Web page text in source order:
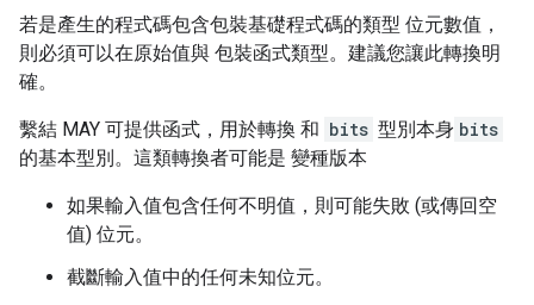
若是產生的程式碼包含包裝基礎程式碼的類型 位元數值，
則必須可以在原始值與 包裝函式類型。建議您讓此轉換明
確。
繫結 MAY 可提供函式，用於轉換 和 bits 型別本身 bits
的基本型別。這類轉換者可能是 變種版本
如果輸入值包含任何不明值，則可能失敗 (或傳回空
值) 位元。
截斷輸入值中的任何未知位元。